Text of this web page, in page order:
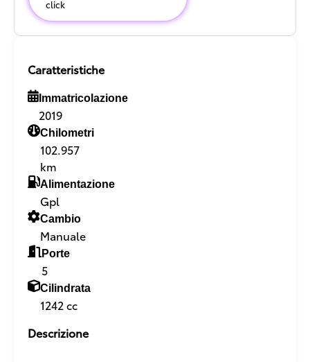
click
Caratteristiche
Immatricolazione
2019
Chilometri
102.957
km
Alimentazione
Gpl
Cambio
Manuale
Porte
5
Cilindrata
1242 cc
Descrizione